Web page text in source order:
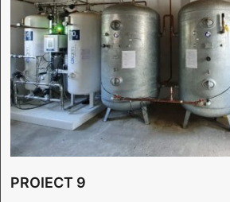
PROIECT 9